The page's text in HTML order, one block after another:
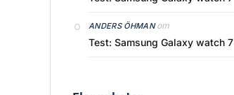
ANDERS ÖHMANom
Test: Samsung Galaxy watch 7